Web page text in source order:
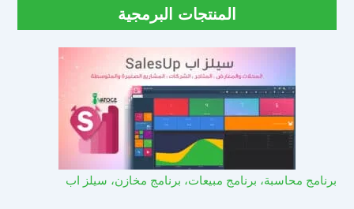
المنتجات البرمجية
برنامج محاسبة، برنامج مبيعات، برنامج مخازن، سيلز اب